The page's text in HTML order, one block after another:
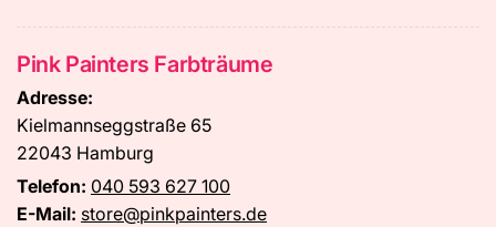
Pink Painters Farbträume
Adresse:
Kielmannseggstraße 65
22043 Hamburg
Telefon: 040 593 627 100
E-Mail: store@pinkpainters.de